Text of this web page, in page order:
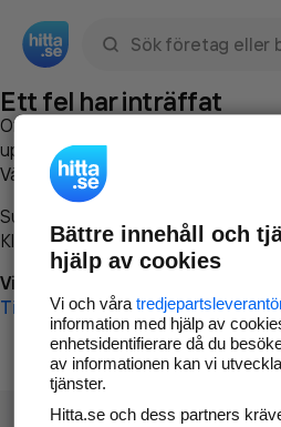
Ett fel har inträffat
Om du vill kan du
uppstod så att vi lättare och
Vänligen försök med följande:
Surfa till
Klicka påTillbaka-knappen i
Vi beklagar besväret!
Till startsidan
Bättre innehåll och
hjälp av cookies
Vi och våra
information med hjälp av
enhetsidentifierare då du
av informationen kan vi
tjänster.
Hitta.se och dess partners